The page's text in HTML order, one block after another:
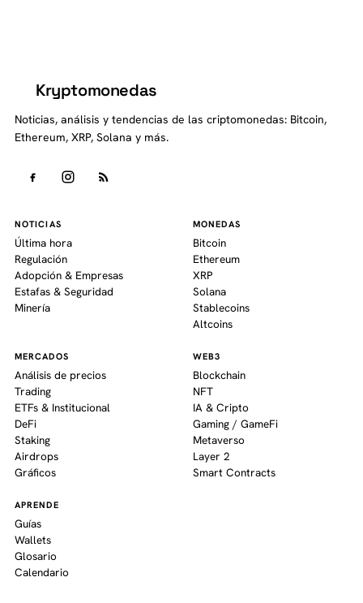
Kryptomonedas
Noticias, análisis y tendencias de las criptomonedas: Bitcoin,
Ethereum, XRP, Solana y más.
NOTICIAS
Última hora
Regulación
Adopción & Empresas
Estafas & Seguridad
Minería
MONEDAS
Bitcoin
Ethereum
XRP
Solana
Stablecoins
Altcoins
MERCADOS
Análisis de precios
Trading
ETFs & Institucional
DeFi
Staking
Airdrops
Gráficos
WEB3
Blockchain
NFT
IA & Cripto
Gaming / GameFi
Metaverso
Layer 2
Smart Contracts
APRENDE
Guías
Wallets
Glosario
Calendario